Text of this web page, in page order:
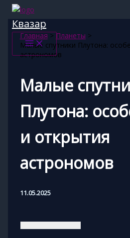
Перейти
содержимому
Квазар
Главная
Планеты
Малые спутники Плутона:
астрономов
Малые
Плутона:
и открытия
астрономов
11.05.2025